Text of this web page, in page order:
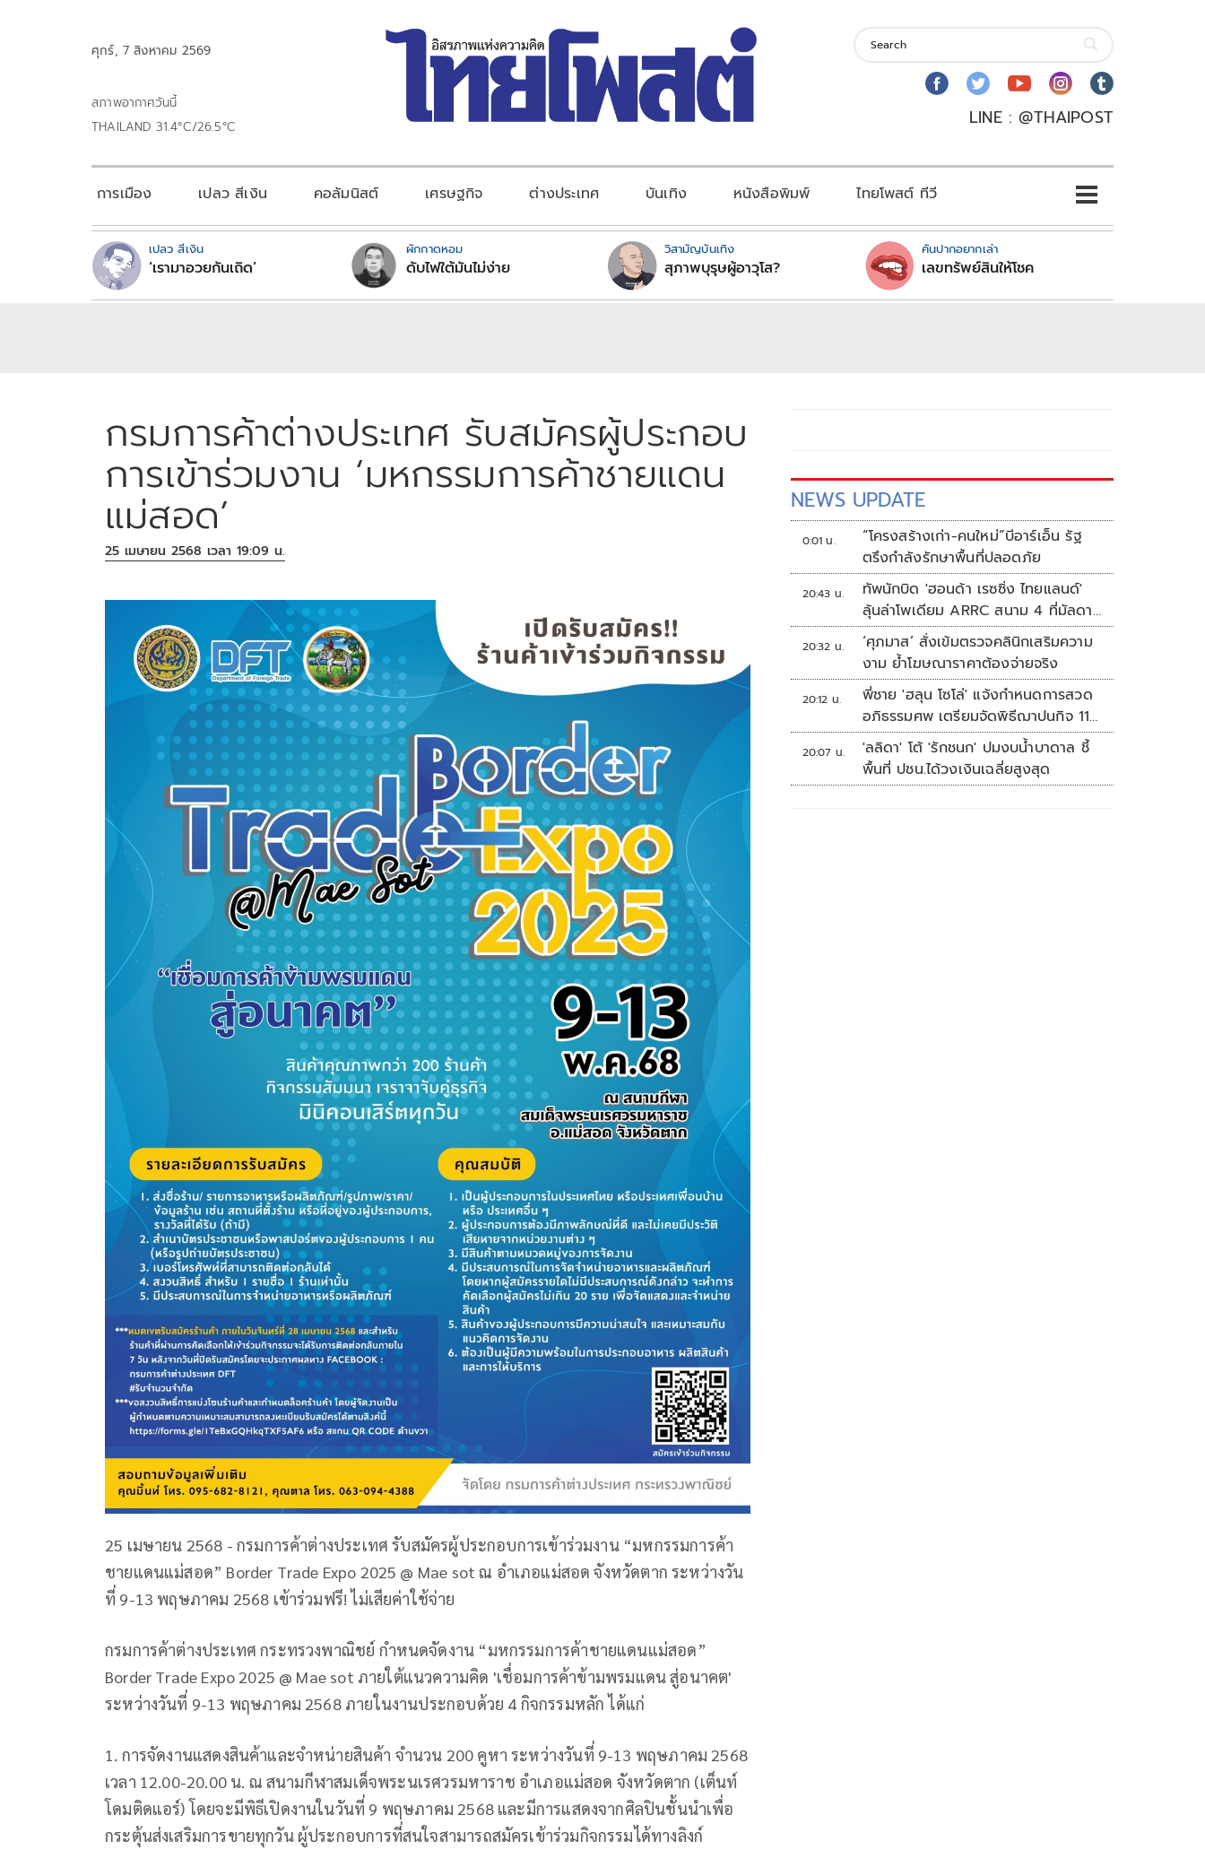
ศุกร์, 7 สิงหาคม 2569
สภาพอากาศวันนี้
THAILAND 31.4°C/26.5°C
LINE : @THAIPOST
การเมือง เปลว สีเงิน คอลัมนิสต์ เศรษฐกิจ ต่างประเทศ บันเทิง หนังสือพิมพ์ ไทยโพสต์ ทีวี
เปลว สีเงิน
‘เรามาอวยกันเถิด’
ผักกาดหอม
ดับไฟใต้มันไม่ง่าย
วิสามัญบันเทิง
สุภาพบุรุษผู้อาวุโส?
คันปากอยากเล่า
เลขทรัพย์สินให้โชค
กรมการค้าต่างประเทศ รับสมัครผู้ประกอบ
การเข้าร่วมงาน ‘มหกรรมการค้าชายแดน
แม่สอด’
25 เมษายน 2568 เวลา 19:09 น.
25 เมษายน 2568 - กรมการค้าต่างประเทศ รับสมัครผู้ประกอบการเข้าร่วมงาน “มหกรรมการค้า
ชายแดนแม่สอด” Border Trade Expo 2025 @ Mae sot ณ อำเภอแม่สอด จังหวัดตาก ระหว่างวัน
ที่ 9-13 พฤษภาคม 2568 เข้าร่วมฟรี! ไม่เสียค่าใช้จ่าย
กรมการค้าต่างประเทศ กระทรวงพาณิชย์ กำหนดจัดงาน “มหกรรมการค้าชายแดนแม่สอด”
Border Trade Expo 2025 @ Mae sot ภายใต้แนวความคิด 'เชื่อมการค้าข้ามพรมแดน สู่อนาคต'
ระหว่างวันที่ 9-13 พฤษภาคม 2568 ภายในงานประกอบด้วย 4 กิจกรรมหลัก ได้แก่
1. การจัดงานแสดงสินค้าและจำหน่ายสินค้า จำนวน 200 คูหา ระหว่างวันที่ 9-13 พฤษภาคม 2568
เวลา 12.00-20.00 น. ณ สนามกีฬาสมเด็จพระนเรศวรมหาราช อำเภอแม่สอด จังหวัดตาก (เต็นท์
โดมติดแอร์) โดยจะมีพิธีเปิดงานในวันที่ 9 พฤษภาคม 2568 และมีการแสดงจากศิลปินชั้นนำเพื่อ
กระตุ้นส่งเสริมการขายทุกวัน ผู้ประกอบการที่สนใจสามารถสมัครเข้าร่วมกิจกรรมได้ทางลิงก์
NEWS UPDATE
0:01 น.
“โครงสร้างเก่า-คนใหม่”บีอาร์เอ็น รัฐ
ตรึงกำลังรักษาพื้นที่ปลอดภัย
20:43 น.
ทัพนักบิด 'ฮอนด้า เรซซิ่ง ไทยแลนด์'
ลุ้นล่าโพเดียม ARRC สนาม 4 ที่มัลดาลิ
กา
20:32 น.
‘ศุภมาส’ สั่งเข้มตรวจคลินิกเสริมความ
งาม ย้ำโฆษณาราคาต้องจ่ายจริง
20:12 น.
พี่ชาย 'ฮลุน โซโล่' แจ้งกำหนดการสวด
อภิธรรมศพ เตรียมจัดพิธีฌาปนกิจ 11
ส.ค.
20:07 น.
'ลลิดา' โต้ 'รักชนก' ปมงบน้ำบาดาล ชี้
พื้นที่ ปชน.ได้วงเงินเฉลี่ยสูงสุด